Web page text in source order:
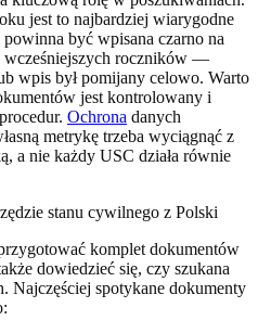
jest to najbardziej wiarygodne
być wpisana czarno na
wcześniejszych roczników —
wpis był pomijany celowo. Warto
jest kontrolowany i
Ochrona danych
metrykę trzeba wyciągnąć z
a nie każdy USC działa równie
komplet dokumentów
dowiedzieć się, czy szukana
Najczęściej spotykane dokumenty